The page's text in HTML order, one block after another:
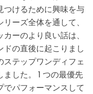
つけるために興味を与
ーズ全体を通して、
ーのより良い話は、
の直後に起こりまし
テップワンディフェ
した。 1 つの最優先
パフォーマンスして